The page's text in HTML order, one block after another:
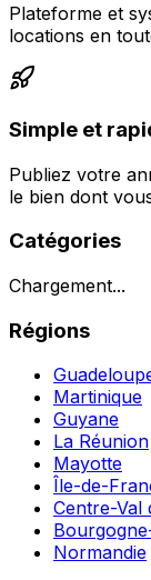
Plateforme et
locations en
Simple et
Publiez votre
le bien dont
Catégories
Chargement...
Régions
Martinique
Guyane
La Réunion
Mayotte
Île-de-
Centre-Val
Normandie